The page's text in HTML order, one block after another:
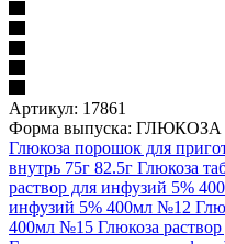
Артикул: 17861
Форма выпуска: ГЛЮКОЗА
Глюкоза порошок для
внутрь 75г 82.5г Глюкоза
раствор для инфузий 5%
инфузий 5% 400мл №12
400мл №15 Глюкоза